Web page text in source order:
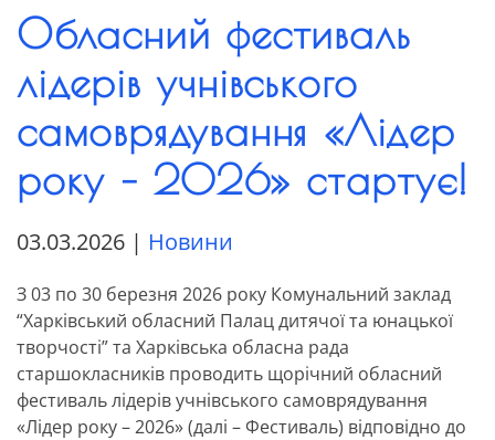
Обласний фестиваль
лідерів учнівського
самоврядування «Лідер
року – 2026» стартує!
03.03.2026 | Новини
З 03 по 30 березня 2026 року Комунальний заклад
“Харківський обласний Палац дитячої та юнацької
творчості” та Харківська обласна рада
старшокласників проводить щорічний обласний
фестиваль лідерів учнівського самоврядування
«Лідер року – 2026» (далі – Фестиваль) відповідно до